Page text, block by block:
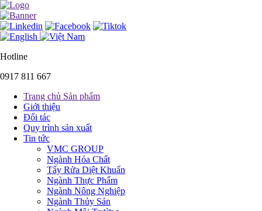
Hotline
0917 811 667
Trang chủ Sản phẩm
Giới thiệu
Đối tác
Quy trình sản xuất
Tin tức
VMC GROUP
Ngành Hóa Chất
Tẩy Rửa Diệt Khuẩn
Ngành Thực Phẩm
Ngành Nông Nghiệp
Ngành Thủy Sản